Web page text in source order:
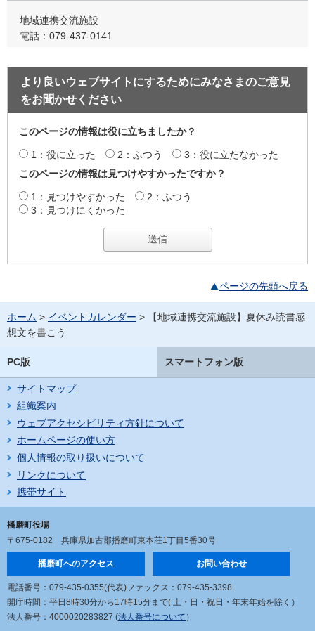
地域連携交流施設
電話：079-437-0141
より良いウェブサイトにするためにみなさまのご意見
をお聞かせください
このページの情報は役に立ちましたか？
1：役に立った 2：ふつう
3：役に立たなかった
このページの情報は見つけやすかったですか？
1：見つけやすかった
2：ふつう
3：見つけにくかった
ページの先頭へ戻る
ホーム > イベントカレンダー > 【地域連携交流施設】夏休み読書感
想文を書こう
PC版 スマートフォン版
サイトマップ
組織案内
ウェブアクセシビリティ方針について
ホームページの使い方
個人情報の取り扱いについて
リンクについて
携帯サイト
播磨町役場
〒675-0182 兵庫県加古郡播磨町東本荘1丁目5番30号
播磨町へのアクセス お問い合わせ
電話番号：079-435-0355(代表)ファックス：079-435-3398
開庁時間：平日8時30分から17時15分まで( 土・日・祝日・年末年始を除く）
法人番号：4000020283827 (法人番号について ）